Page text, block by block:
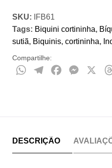
SKU:
IFB61
Tags: Biquini cortininha,
sutiã, Biquinis, cortininha,
Compartilhe:
WhatsAppTelegramFacebook
DESCRIÇÃO